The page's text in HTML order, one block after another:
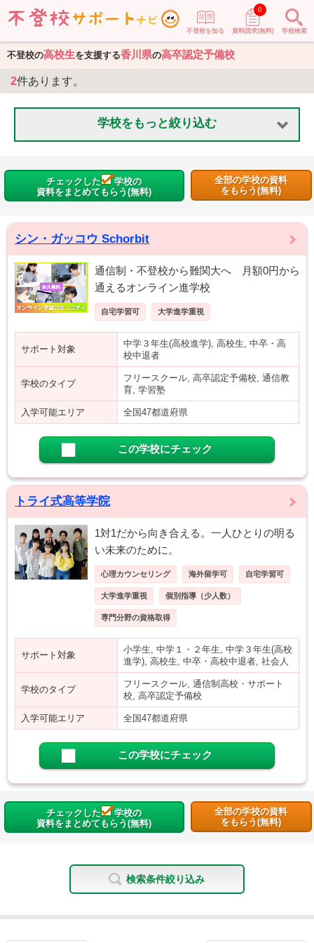
不登校を知る 資料請求(無料)
0
学校検索
不登校の高校生を支援する香川県の高卒認定予備校
2件あります。
学校をもっと絞り込む
チェックした
学校の
資料をまとめてもらう(無料)
全部の学校の資料
をもらう(無料)
シン・ガッコウ Schorbit
通信制・不登校から難関大へ 月額0円から
通えるオンライン進学校
自宅学習可 大学進学重視
サポート対象
中学３年生(高校進学), 高校生, 中卒・高
校中退者
学校のタイプ
フリースクール, 高卒認定予備校, 通信教
育, 学習塾
入学可能エリア 全国47都道府県
この学校にチェック
トライ式高等学院
1対1だから向き合える。一人ひとりの明る
い未来のために。
心理カウンセリング 海外留学可 自宅学習可
大学進学重視 個別指導（少人数）
専門分野の資格取得
サポート対象
小学生, 中学１・２年生, 中学３年生(高校
進学), 高校生, 中卒・高校中退者, 社会人
学校のタイプ
フリースクール, 通信制高校・サポート
校, 高卒認定予備校
入学可能エリア 全国47都道府県
この学校にチェック
チェックした
学校の
資料をまとめてもらう(無料)
全部の学校の資料
をもらう(無料)
検索条件絞り込み